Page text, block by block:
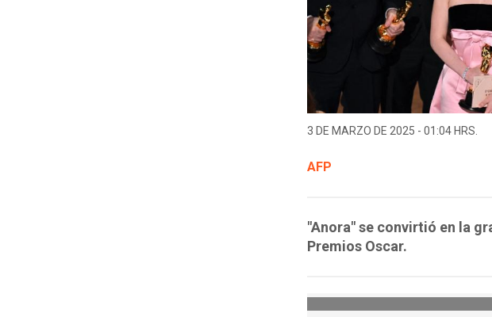
3 DE MARZO DE 2025 - 01:04 HRS.
AFP
"Anora" se convirtió en la
Premios Oscar.